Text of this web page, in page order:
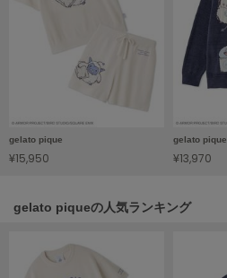
SNIDEL HOME
スナイデル ホーム
サムウェアバター
gelato pique
¥15,950
gelato pique
¥13,970
gelato piqueの人気ランキング